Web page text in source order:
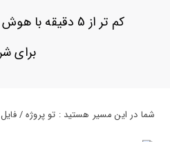
حساب
کم تر از 5 دقیقه با هوش مصنوعی
برای
شما در این مسیر هستید : تو پروژه / فایل